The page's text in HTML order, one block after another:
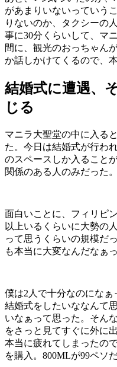
があまりいないっていう
りないのか、タクシーの
事に30分くらいして、マ
間に、観光のおっちゃん
か話しかけてくるので、
結婚式に遭遇、
じる
マニラ大聖堂の中に入る
た。今日は結婚式が行わ
のスペースしか入ること
関係のある人のみだった。
面白いことに、フィリピ
以上いるくらいに大勢の
って思うくらいの規模だ
も本当に大変なんだなぁ
僕は2人で十分なのにな
結婚式をしたいななんて
いなぁって思った。そん
をさっと見てすぐに外に
本当に疲れてしまったの
を購入。800MLが99ペソ